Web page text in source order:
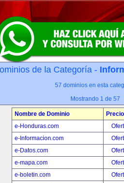
de la Categoría -
57 dominios en esta
Mostrando 1 de 57
Nombre de Dominio
Precio
e-Honduras.com
e-Informacion.com
e-Datos.com
e-mapa.com
e-boletin.com